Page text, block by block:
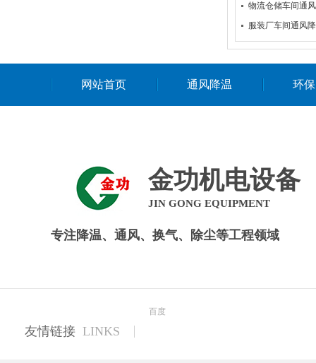
物流仓储车间通
服装厂车间通风
网站首页 通风降温 环
金功机电设备
JIN GONG EQUIPMENT
专注降温、通风、换气、除尘等工程领域
友情链接 LINKS
百度